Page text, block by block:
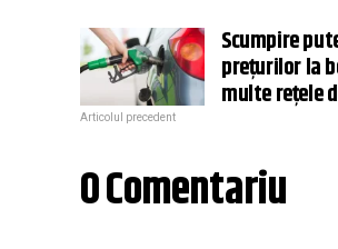
Scumpire
prețurilor la
multe rețele
Articolul precedent
0 Comentariu